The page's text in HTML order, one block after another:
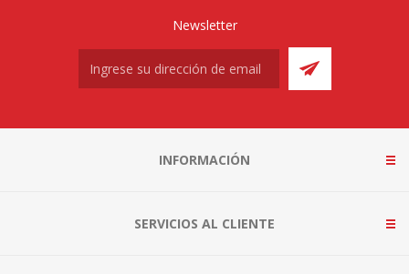
Newsletter
INFORMACIÓN
SERVICIOS AL CLIENTE